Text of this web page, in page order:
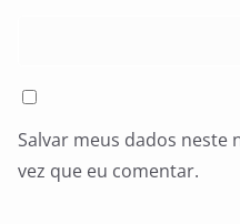
Salvar meus dados neste
vez que eu comentar.